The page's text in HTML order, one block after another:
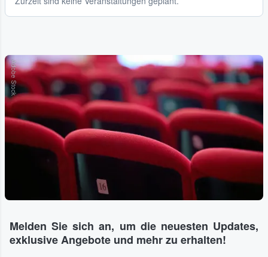
Adobe Stock
Melden Sie sich an, um die neuesten Updates,
exklusive Angebote und mehr zu erhalten!